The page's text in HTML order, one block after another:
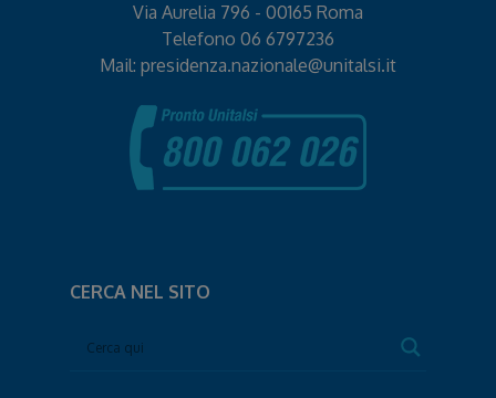
Via Aurelia 796 - 00165 Roma
Telefono 06 6797236
Mail: presidenza.nazionale@unitalsi.it
CERCA NEL SITO